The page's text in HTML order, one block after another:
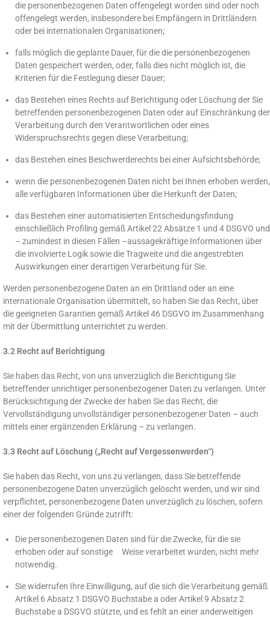
die personenbezogenen Daten offengelegt worden sind oder noch
offengelegt werden, insbesondere bei Empfängern in Drittländern
oder bei internationalen Organisationen;
falls möglich die geplante Dauer, für die die personenbezogenen
Daten gespeichert werden, oder, falls dies nicht möglich ist, die
Kriterien für die Festlegung dieser Dauer;
das Bestehen eines Rechts auf Berichtigung oder Löschung der Sie
betreffenden personenbezogenen Daten oder auf Einschränkung der
Verarbeitung durch den Verantwortlichen oder eines
Widerspruchsrechts gegen diese Verarbeitung;
das Bestehen eines Beschwerderechts bei einer Aufsichtsbehörde;
wenn die personenbezogenen Daten nicht bei Ihnen erhoben werden,
alle verfügbaren Informationen über die Herkunft der Daten;
das Bestehen einer automatisierten Entscheidungsfindung
einschließlich Profiling gemäß Artikel 22 Absätze 1 und 4 DSGVO und
– zumindest in diesen Fällen –aussagekräftige Informationen über
die involvierte Logik sowie die Tragweite und die angestrebten
Auswirkungen einer derartigen Verarbeitung für Sie.
Werden personenbezogene Daten an ein Drittland oder an eine
internationale Organisation übermittelt, so haben Sie das Recht, über
die geeigneten Garantien gemäß Artikel 46 DSGVO im Zusammenhang
mit der Übermittlung unterrichtet zu werden.
3.2 Recht auf Berichtigung
Sie haben das Recht, von uns unverzüglich die Berichtigung Sie
betreffender unrichtiger personenbezogener Daten zu verlangen. Unter
Berücksichtigung der Zwecke der haben Sie das Recht, die
Vervollständigung unvollständiger personenbezogener Daten – auch
mittels einer ergänzenden Erklärung – zu verlangen.
3.3 Recht auf Löschung („Recht auf Vergessenwerden“)
Sie haben das Recht, von uns zu verlangen, dass Sie betreffende
personenbezogene Daten unverzüglich gelöscht werden, und wir sind
verpflichtet, personenbezogene Daten unverzüglich zu löschen, sofern
einer der folgenden Gründe zutrifft:
Die personenbezogenen Daten sind für die Zwecke, für die sie
erhoben oder auf sonstige Weise verarbeitet wurden, nicht mehr
notwendig.
Sie widerrufen Ihre Einwilligung, auf die sich die Verarbeitung gemäß
Artikel 6 Absatz 1 DSGVO Buchstabe a oder Artikel 9 Absatz 2
Buchstabe a DSGVO stützte, und es fehlt an einer anderweitigen